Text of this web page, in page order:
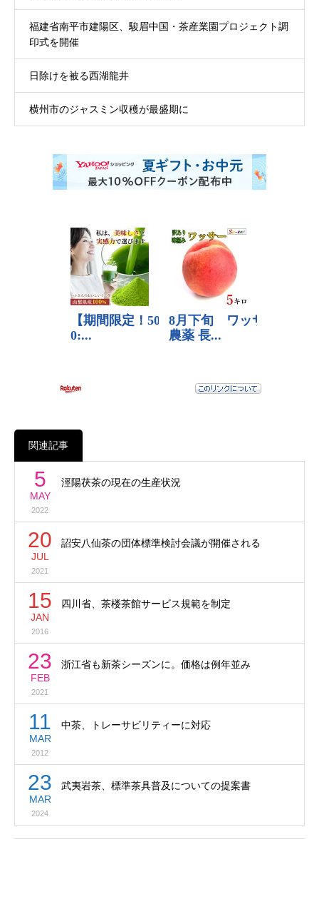
福建省南平市建陽区、駿眉中国・茶産業園プロジェクト調
印式を開催
日除けを被る西湖龍井
横州市のジャスミン収穫が最盛期に
関連記事
5
MAY
2022
涇陽茯茶の現在の生産状況
20
JUL
2021
詔安八仙茶の団体標準検討会議が開催される
15
JAN
2016
四川省、茶楼茶館サービス規範を制定
23
FEB
2021
浙江省も新茶シーズンに。価格は例年並み
11
MAR
2012
中茶、トレーサビリティーに対応
23
MAR
2024
武夷岩茶、標準茶具普及についての提案書